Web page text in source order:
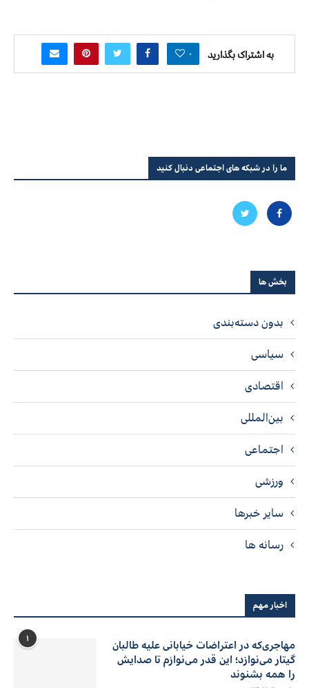
به اشتراک بگذارید ۰
ما را در شبکه های اجتماعی دنبال کنید
بخش ها
بدون دسته‌بندی
سیاسی
اقتصادی
بین‌المللی
اجتماعی
ورزشی
سایر خبرها
رسانه ها
اخبار مهم
۱
مهاجری‌که در اعتراضات خیابانی علیه طالبان
گیتار می‌نوازد؛ این قدر می‌نوازم تا صدایش
را همه بشنوند